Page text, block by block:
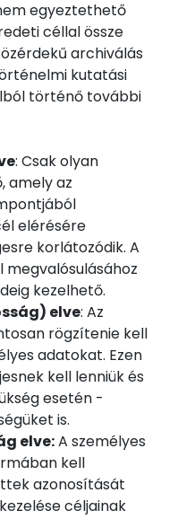
egyeztethető
céllal össze
archiválás
kutatási
történő további
: Csak olyan
amely az
elérésére
korlátozódik. A
megvalósulásához
kezelhető.
elve: Az
rögzítenie kell
adatokat. Ezen
kell lenniük és
esetén -
is.
elve:A személyes
kell
azonosítását
céljainak